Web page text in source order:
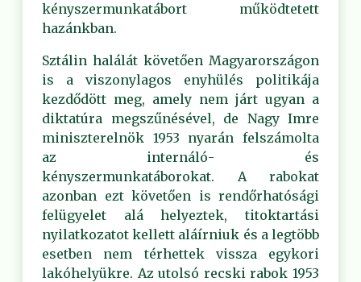
kényszermunkatábort működtetett
hazánkban.
Sztálin halálát követően Magyarországon
is a viszonylagos enyhülés politikája
kezdődött meg, amely nem járt ugyan a
diktatúra megszűnésével, de Nagy Imre
miniszterelnök 1953 nyarán felszámolta
az internáló- és
kényszermunkatáborokat. A rabokat
azonban ezt követően is rendőrhatósági
felügyelet alá helyeztek, titoktartási
nyilatkozatot kellett aláírniuk és a legtöbb
esetben nem térhettek vissza egykori
lakóhelyükre. Az utolsó recski rabok 1953